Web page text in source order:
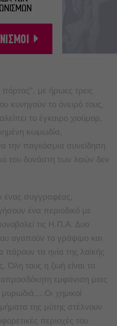
με ήρωες τρεις
κυνηγούν το όνειρό τους,
το έγκαιρο χιούμορ,
κωμωδία,
την παγκόσμια συνείδηση
του δυνάστη των λαών δεν
ένας συγγραφέας,
ένα περιοδικό με
τις Η.Π.Α. Δυο
αγαπούν το γράψιμο και
πάρουν τα ηνία της λαϊκής
Όλη τους η ζωή είναι το
εμφάνιση μιας
χημικοί
της μύτης στέλνουν
περιοχές του